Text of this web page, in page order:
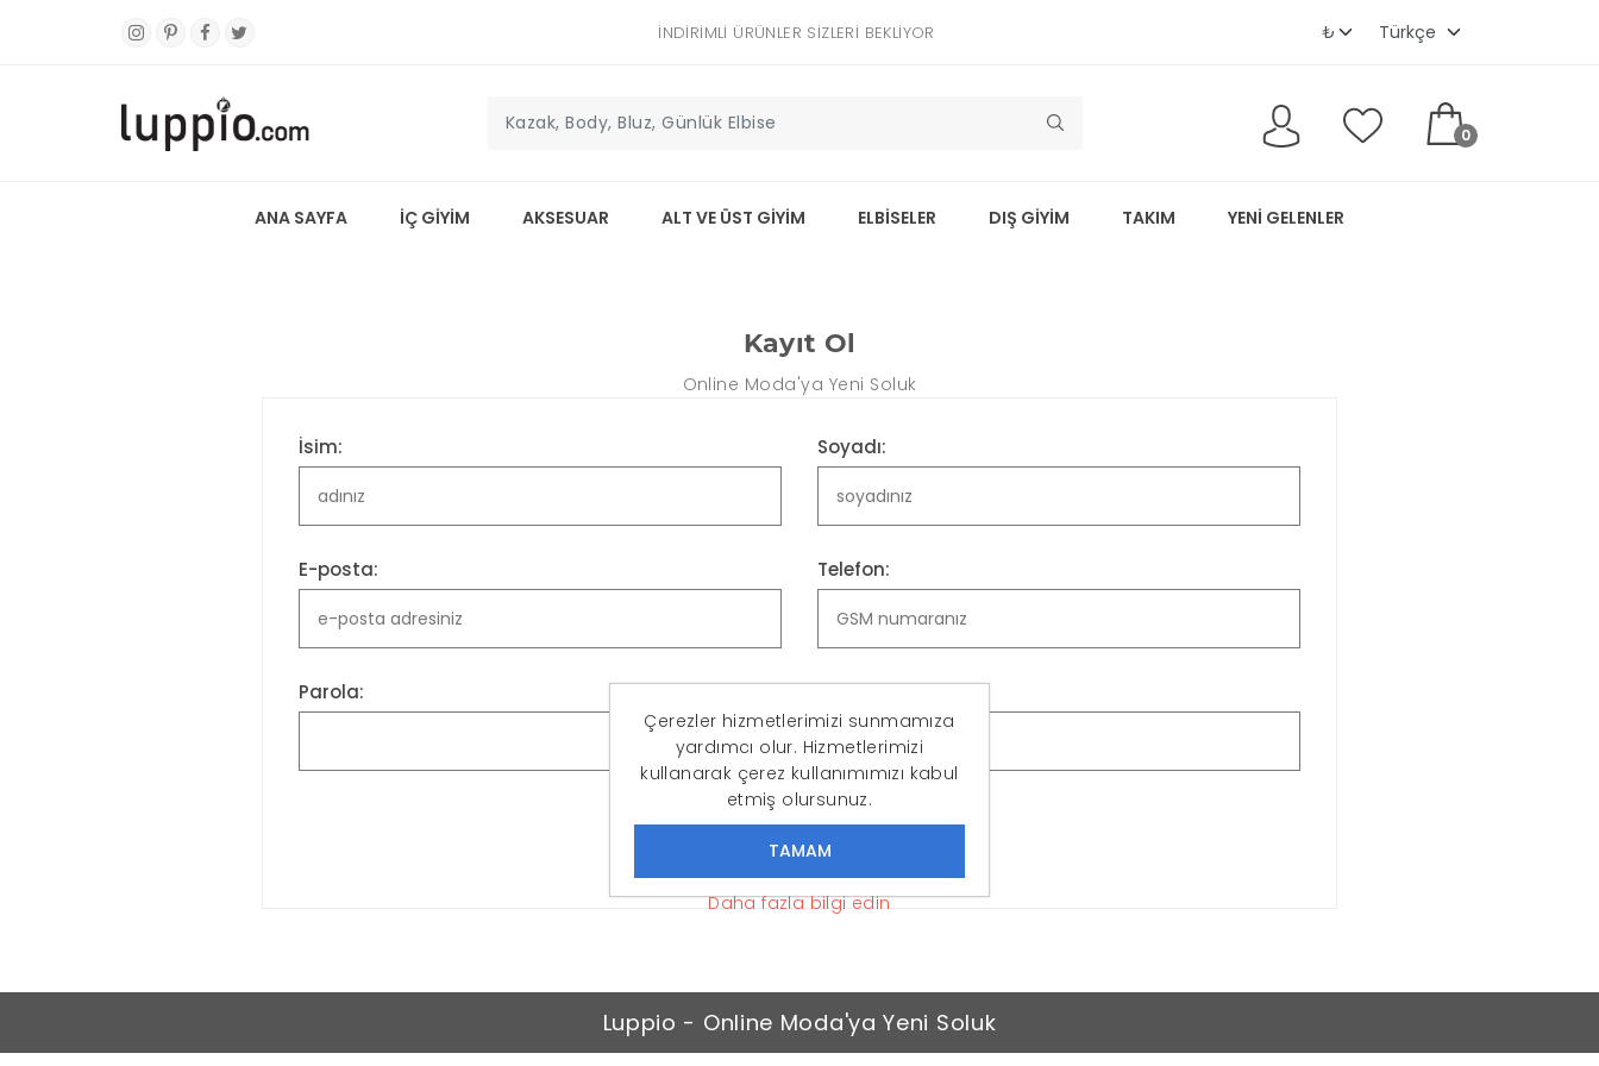
İNDIRIMLI ÜRÜNLER SIZLERI BEKLIYOR
0
ANA SAYFA İÇ GİYİM AKSESUAR ALT VE ÜST GİYİM ELBİSELER DIŞ GİYİM TAKIM YENI GELENLER
Kayıt Ol
Online Moda'ya Yeni Soluk
İsim: Soyadı:
E-posta: Telefon:
Parola: Şifreyi Onayla:
KAYIT OL
Luppio - Online Moda'ya Yeni Soluk
Çerezler hizmetlerimizi sunmamıza
yardımcı olur. Hizmetlerimizi
kullanarak çerez kullanımımızı kabul
etmiş olursunuz.
Daha fazla bilgi edin